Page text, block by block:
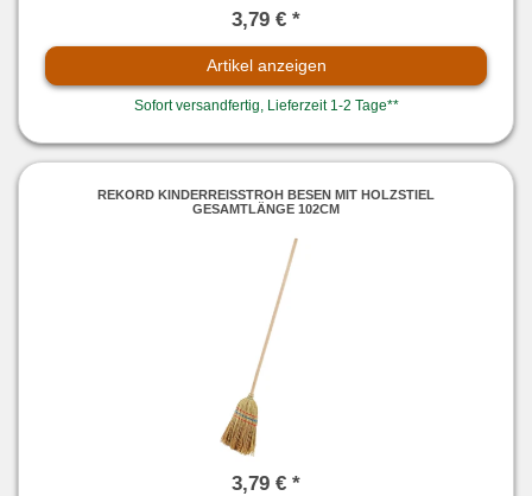
3,79 € *
Artikel anzeigen
Sofort versandfertig, Lieferzeit 1-2 Tage**
REKORD KINDERREISSTROH BESEN MIT HOLZSTIEL
GESAMTLÄNGE 102CM
3,79 € *